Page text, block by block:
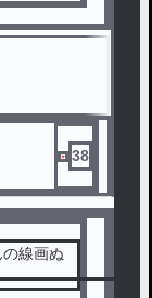
38
線画ぬ